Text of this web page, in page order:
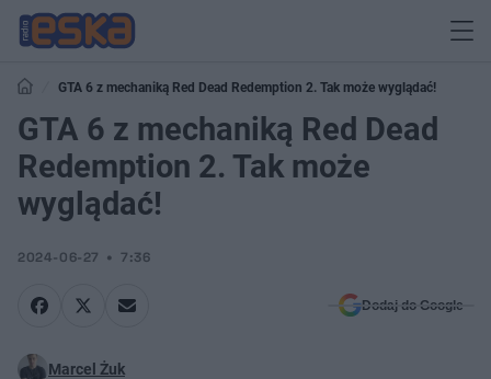
GTA 6 z mechaniką Red Dead Redemption 2. Tak może wyglądać!
GTA 6 z mechaniką Red Dead
Redemption 2. Tak może
wyglądać!
2024-06-27 7:36
Dodaj do Google
Marcel Żuk